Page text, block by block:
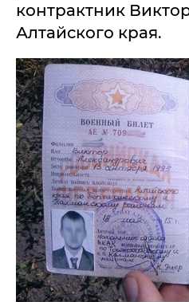
контрактник
Алтайского края.